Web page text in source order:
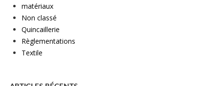
matériaux
Non classé
Quincaillerie
Règlementations
Textile